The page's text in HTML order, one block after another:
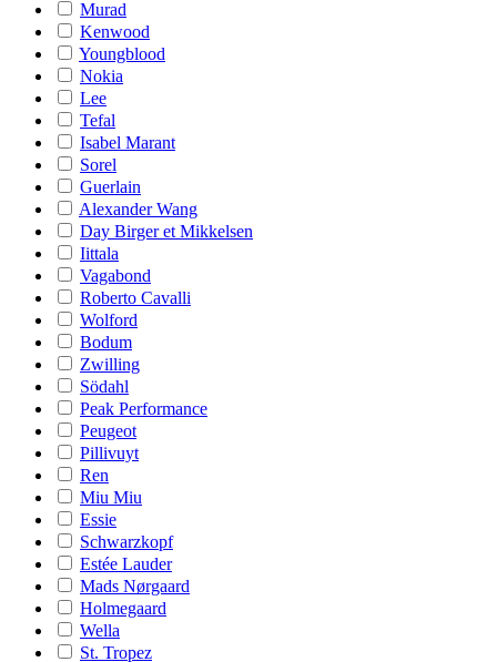
Murad
Kenwood
Youngblood
Nokia
Lee
Tefal
Isabel Marant
Sorel
Guerlain
Alexander Wang
Day Birger et Mikkelsen
Iittala
Vagabond
Roberto Cavalli
Wolford
Bodum
Zwilling
Södahl
Peak Performance
Peugeot
Pillivuyt
Ren
Miu Miu
Essie
Schwarzkopf
Estée Lauder
Mads Nørgaard
Holmegaard
Wella
St. Tropez